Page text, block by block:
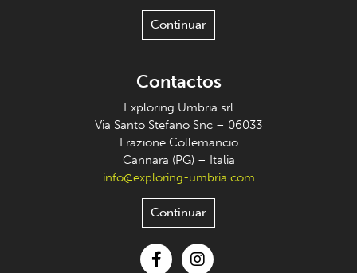
Continuar
Contactos
Exploring Umbria srl
Via Santo Stefano Snc – 06033
Frazione Collemancio
Cannara (PG) – Italia
info@exploring-umbria.com
Continuar